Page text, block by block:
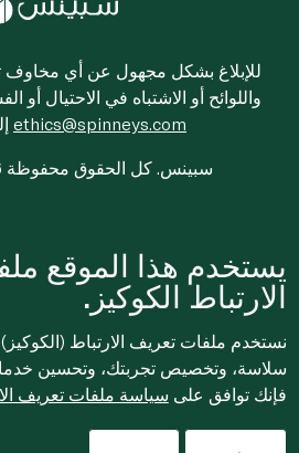
للإبلاغ بشكل مجهول عن أي مخاوف
واللوائح أو الاشتباه في الاحتيال أو
ethics@spinneys.com
© 2020-2026 سبينس. كل الحقوق محفوظة
يستخدم هذا الموقع
الارتباط الكوكيز.
نستخدم ملفات تعريف الارتباط
سلاسة، وتخصيص تجربتك، وتحسين
فإنك توافق على سياسة ملفات تعريف